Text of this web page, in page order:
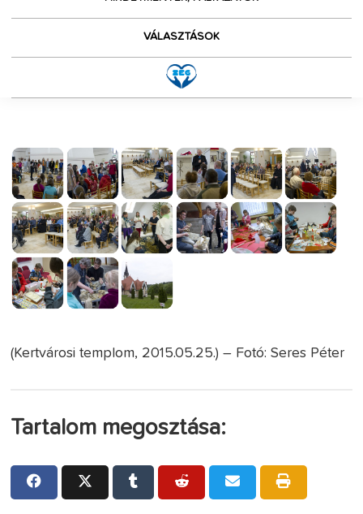
VÁLASZTÁSOK
(Kertvárosi templom, 2015.05.25.) – Fotó: Seres Péter
Tartalom megosztása: